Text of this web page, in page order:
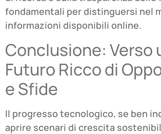
fondamentali per distinguersi nel
informazioni disponibili online.
Conclusione: Verso
Futuro Ricco di
e Sfide
Il progresso tecnologico, se ben
aprire scenari di crescita